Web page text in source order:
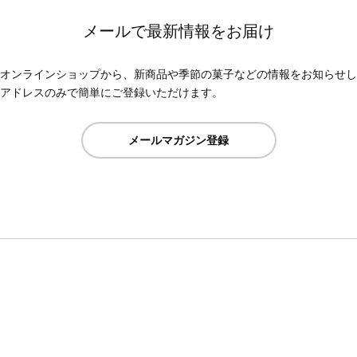
メールで最新情報をお届け
ンラインショップから、新商品や季節の菓子などの情報をお知らせ
ドレスのみで簡単にご登録いただけます。
メールマガジン登録